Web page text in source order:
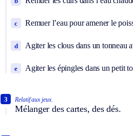
Remuer l’eau pour amener le
c
Agiter les clous dans un tonneau
d
Agiter les épingles dans un petit
e
Relatif aux jeux.
Mélanger des cartes, des dés.
3